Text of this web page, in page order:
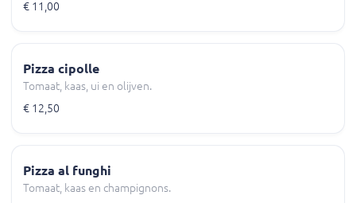
€ 11,00
Pizza cipolle
Tomaat, kaas, ui en olijven.
€ 12,50
Pizza al funghi
Tomaat, kaas en champignons.